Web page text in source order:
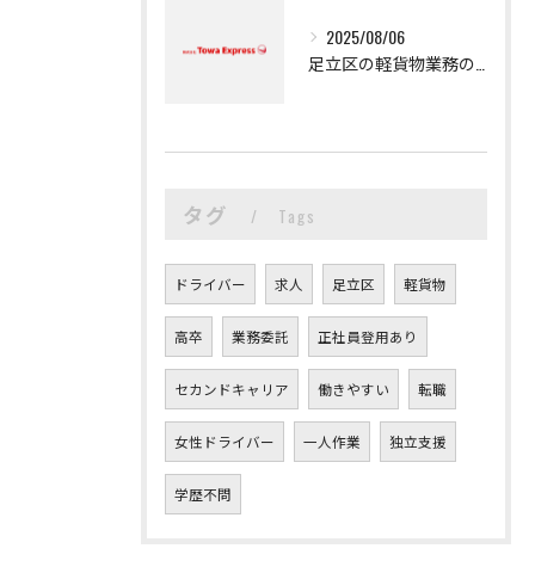
2025/08/06
タグ Tags
ドライバー 求人 足立区 軽貨物
高卒 業務委託 正社員登用あり
セカンドキャリア 働きやすい 転職
女性ドライバー 一人作業 独立支援
学歴不問